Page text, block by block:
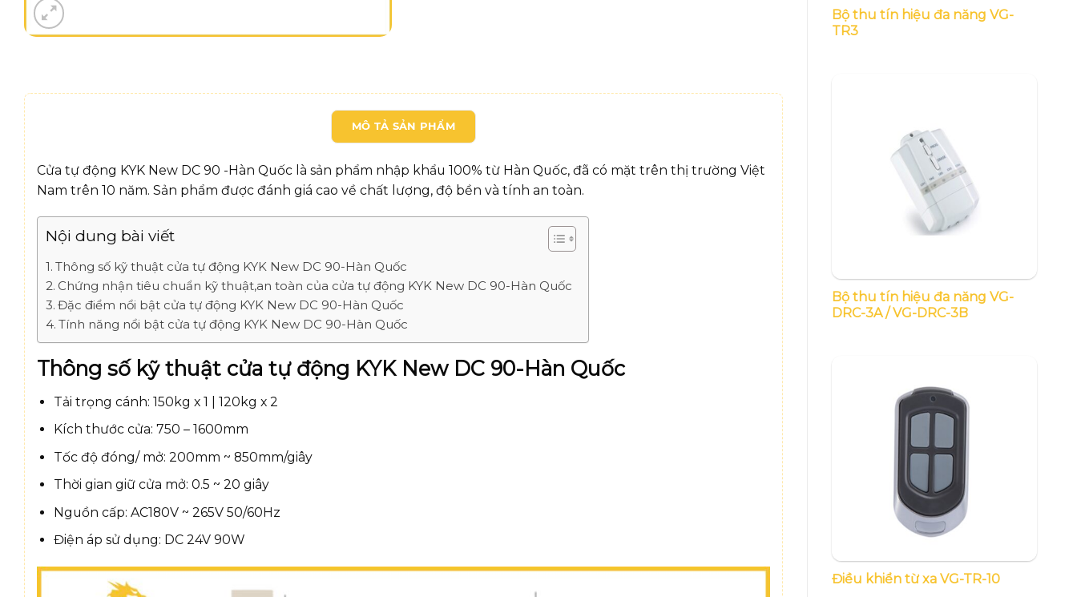
Bộ thu tín hiệu đa năng VG-
TR3
Bộ thu tín hiệu đa năng VG-
DRC-3A / VG-DRC-3B
Điều khiển từ xa VG-TR-10
MÔ TẢ SẢN PHẨM
Cửa tự động KYK New DC 90 -Hàn Quốc là sản phẩm nhập khẩu 100% từ Hàn Quốc, đã có mặt trên thị trường Việt
Nam trên 10 năm. Sản phẩm được đánh giá cao về chất lượng, độ bền và tính an toàn.
Nội dung bài viết
Thông số kỹ thuật cửa tự động KYK New DC 90-Hàn Quốc
Chứng nhận tiêu chuẩn kỹ thuật,an toàn của cửa tự động KYK New DC 90-Hàn Quốc
Đặc điểm nổi bật cửa tự động KYK New DC 90-Hàn Quốc
Tính năng nổi bật cửa tự động KYK New DC 90-Hàn Quốc
Thông số kỹ thuật cửa tự động KYK New DC 90-Hàn Quốc
Tải trọng cánh: 150kg x 1 | 120kg x 2
Kích thước cửa: 750 – 1600mm
Tốc độ đóng/ mở: 200mm ~ 850mm/giây
Thời gian giữ cửa mở: 0.5 ~ 20 giây
Nguồn cấp: AC180V ~ 265V 50/60Hz
Điện áp sử dụng: DC 24V 90W